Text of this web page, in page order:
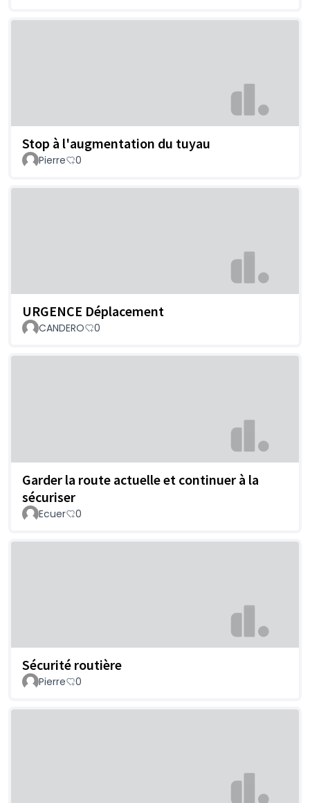
Stop à l'augmentation du tuyau
Pierre 0
URGENCE Déplacement
CANDERO 0
Garder la route actuelle et continuer à la
sécuriser
Ecuer 0
Sécurité routière
Pierre 0